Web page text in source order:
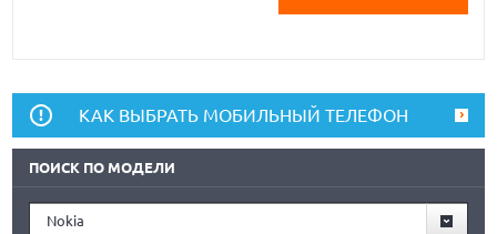
КАК ВЫБРАТЬ МОБИЛЬНЫЙ ТЕЛЕФОН
ПОИСК ПО МОДЕЛИ
Nokia